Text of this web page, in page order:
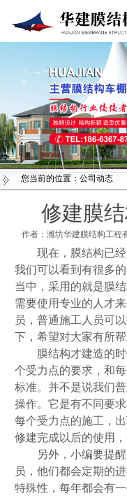
您当前的位置：公司动态
修建膜
作者：潍坊华建膜结构工程
现在，膜结构已经
我们可以看到有很多
当中，采用的就是膜
需要使用专业的人才
员，普通施工人员可
下，希望对大家有所帮
膜结构才建造的时
个受力点的要求，和
标准。并不是说我们
操作。它是有不同要
每个受力点的施工，
修建完成以后的使用
另外，小编要提醒
员，他们都会定期的
特殊性，每年都会有